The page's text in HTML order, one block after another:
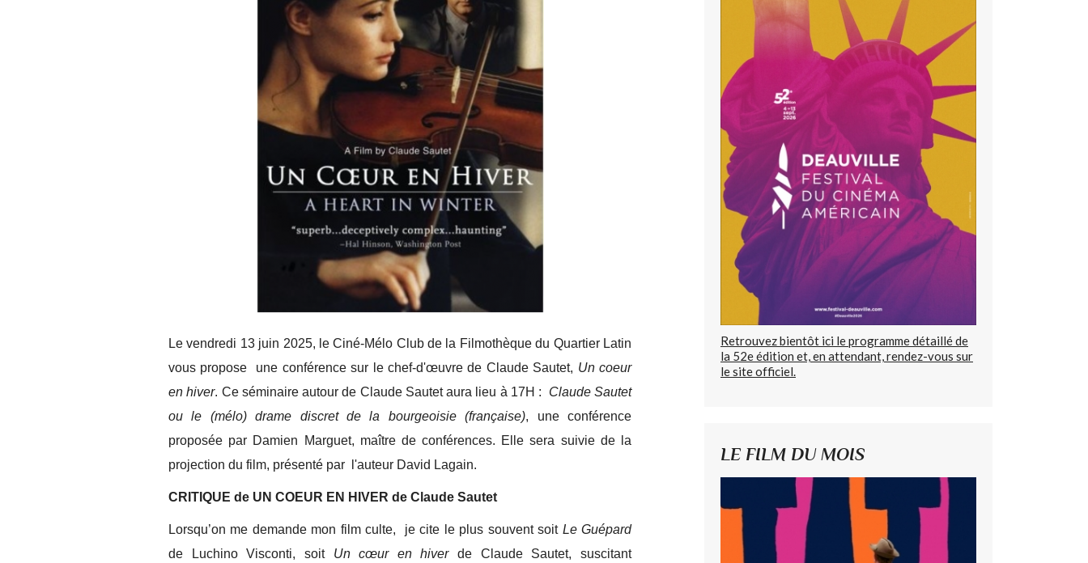
Le vendredi 13 juin 2025, le Ciné-Mélo Club de la Filmothèque du Quartier Latin
vous propose une conférence sur le chef-d'œuvre de Claude Sautet, Un coeur
en hiver. Ce séminaire autour de Claude Sautet aura lieu à 17H : Claude Sautet
ou le (mélo) drame discret de la bourgeoisie (française), une conférence
proposée par Damien Marguet, maître de conférences. Elle sera suivie de la
projection du film, présenté par l'auteur David Lagain.
CRITIQUE de UN COEUR EN HIVER de Claude Sautet
Lorsqu’on me demande mon film culte, je cite le plus souvent soit Le Guépard
de Luchino Visconti, soit Un cœur en hiverde Claude Sautet, suscitant
Retrouvez bientôt ici le programme détaillé de
la 52e édition et, en attendant, rendez-vous sur
le site officiel.
LE FILM DU MOIS